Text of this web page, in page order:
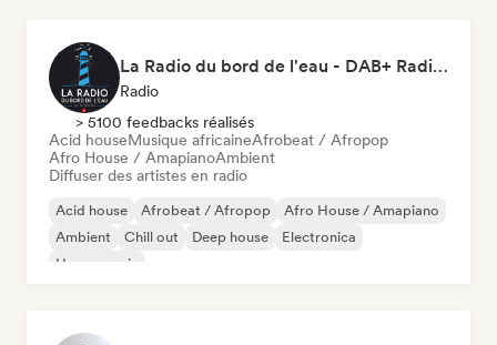
La Radio du bord de l'eau - DAB+ Radio Station (Switzerland)
Radio
> 5100 feedbacks réalisés
Acid houseMusique africaineAfrobeat / Afropop
Afro House / AmapianoAmbient
Diffuser des artistes en radio
Acid house Afrobeat / Afropop
Afro House / Amapiano
Ambient
Chill out Deep house
Electronica
House music